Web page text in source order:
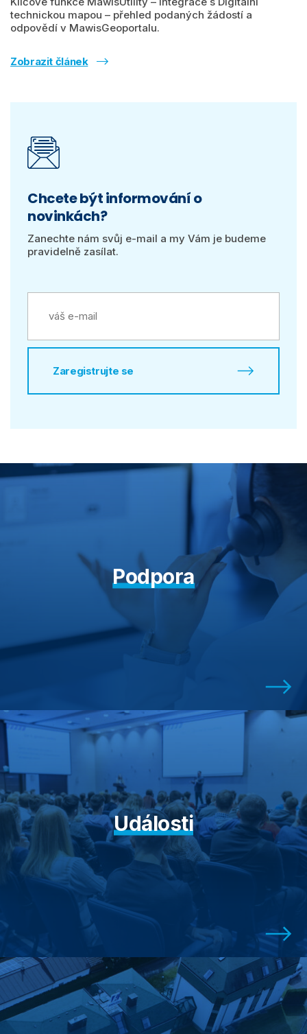
technickou mapou – přehled podaných žádostí a
odpovědí v MawisGeoportalu.
Zobrazit článek
Chcete být informování o
novinkách?
Zanechte nám svůj e-mail a my Vám je budeme
pravidelně zasílat.
Zaregistrujte se
Podpora
Události